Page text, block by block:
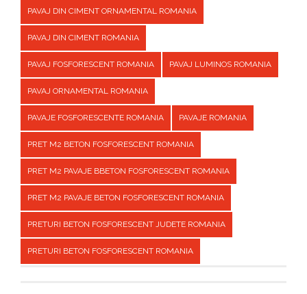
PAVAJ DIN CIMENT ORNAMENTAL ROMANIA
PAVAJ DIN CIMENT ROMANIA
PAVAJ FOSFORESCENT ROMANIA PAVAJ LUMINOS ROMANIA
PAVAJ ORNAMENTAL ROMANIA
PAVAJE FOSFORESCENTE ROMANIA PAVAJE ROMANIA
PRET M2 BETON FOSFORESCENT ROMANIA
PRET M2 PAVAJE BBETON FOSFORESCENT ROMANIA
PRET M2 PAVAJE BETON FOSFORESCENT ROMANIA
PRETURI BETON FOSFORESCENT JUDETE ROMANIA
PRETURI BETON FOSFORESCENT ROMANIA